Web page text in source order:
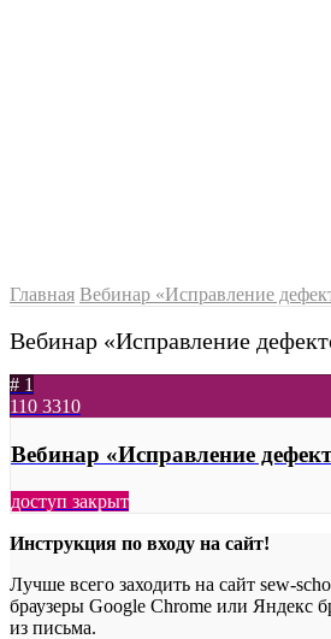
Главная Вебинар «Исправление
Вебинар «Исправление
# 1
110 3310
Вебинар «Исправление
доступ закрыт
Инструкция по входу на сайт!
Лучше всего заходить на сайт sew-
браузеры Google Chrome или Яндекс
из письма.